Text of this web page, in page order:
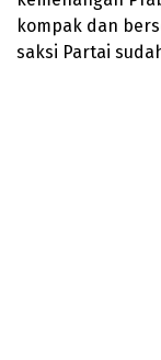
kompak dan
saksi Partai